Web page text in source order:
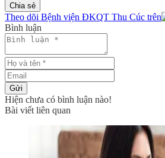
Chia sẻ
Theo dõi Bệnh viện ĐKQT Thu Cúc trên
Bình luận
Gửi
Hiện chưa có bình luận nào!
Bài viết liên quan